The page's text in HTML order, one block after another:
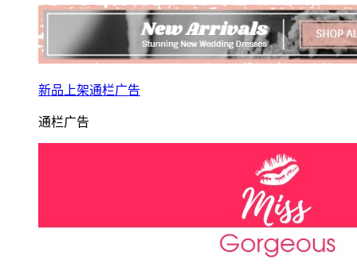
新品上架通栏广告
通栏广告